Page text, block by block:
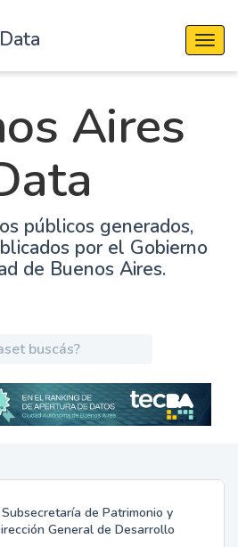
Aires
públicos generados,
por el Gobierno
de Buenos Aires.
de Patrimonio y
General de Desarrollo